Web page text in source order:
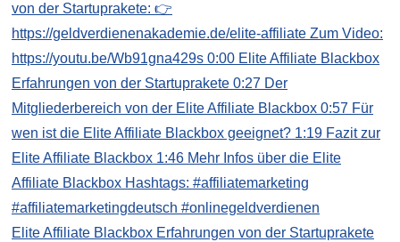
Elite Affiliate Blackbox Erfahrungen von der Startuprakete